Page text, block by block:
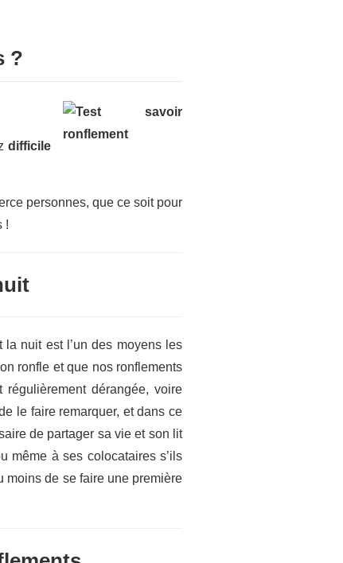
?
difficile
personnes, que ce soit pour
!
nuit est l’un des moyens les
ronfle et que nos ronflements
dérangée, voire
le faire remarquer, et dans ce
de partager sa vie et son lit
même à ses colocataires s’ils
moins de se faire une première